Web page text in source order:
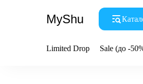
MyShu
Limited Drop Sale (до -